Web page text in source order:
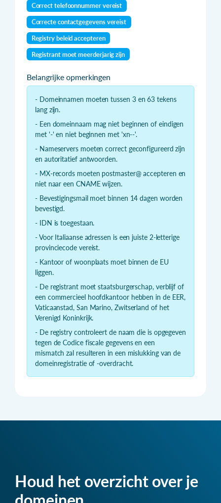
Correct telefoonnummer vereist
Correcte contactgegevens vereist
Registry beleid accepteren
Registrant moet meerderjarig zijn
Belangrijke opmerkingen
- Domeinnamen moeten tussen 3 en 63 tekens
lang zijn.
- Een domeinnaam mag niet beginnen of eindigen
met '-' en niet beginnen met 'xn--'.
- Nameservers moeten correct geconfigureerd zijn
en autoritatief antwoorden.
- MX-records moeten postmaster@ accepteren en
niet naar een CNAME wijzen.
- Bevestigingsmail moet binnen 14 dagen worden
bevestigd.
- IDN is toegestaan.
- Voor Italiaanse adressen is een juiste 2-letterige
provinciecode vereist.
- Kantoor of woonplaats moet binnen de EU
liggen.
- De registrant moet staatsburgerschap, verblijf of
een commercieel hoofdkantoor hebben in de EER,
Vaticaanstad, San Marino, Zwitserland of het
Verenigd Koninkrijk.
- De registry controleert de naam die is opgegeven
tegen de Codice fiscale gegevens en een
mismatch zal resulteren in een mislukking van de
domeinregistratie of -overdracht.
Houd het overzicht over je